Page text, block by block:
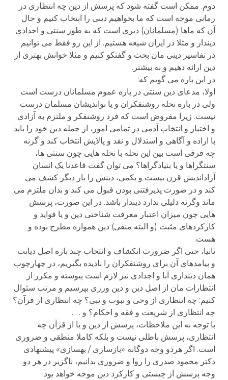
دوم. ممکن است گفته شود که پرسش از دین چه انتظاری در
زمانی موجه است که ما بخواهیم دینی را انتخاب کنیم و حال
آن که ماها (مسلمانان) دیری است که به طور سنتی و اجدادی
دیندار و مثلا در ایران شیعه هستیم. از این رو فقط می توانیم
در تفاسیر دینی مان بحث و گفتکو کنیم و مثلا خوانش بهتری از
دین ارائه دهیم و نه بیشتر.
در این باره می گویم که:
اولا، مدعای دین سنتی در باره عموم مسلمانان درست است
ولی در باره نحله روشنفکران و یا نواندیشان مسلمان درست
نیست. زیرا مفروض است که فرد روشنفکر و ملتزم به آزادی
و اختیار و انتخاب آدمی در تمامی امور، از جمله دین خود را باید
با اراده و آگاهی و استدلال و نقد و پالایش انتخاب کند و گرنه
چه فرقی است بین این نحله با نحله هایی چون سنتی ها،
سنتگراها و یا بنیادگراها؟ می توان گفت قاعدتا یک انسان
آزاداندیش قرن بیست و یکمی، دینش را بار دیگر کشف می
کند و در صورت پذیرفتنی بودن قبول می کند و بدان ملتزم می
ماند وگرنه دلیلی ندارد دیندار باشد. در این صورت، پرسش
هایی چون میزان اعتبار معرفت شناختی دین و یا فواید و
کارکردهای مثبت (و البته منفی) دین همواره مطرح بوده و
هست.
ثانیا، حتی اگر ضرورت انکشاف و انتخاب چند باره اصل دیانت
و پیامدهای آن برای روشنفکران را نادیده بگیریم، در چهارچوب
همان دینداری آبا و اجدادی نیز لازم است پیوسته و مکرر از
انتظارات مان از اصل دین و دین ورزی بپرسیم و مرتب سئوال
کنیم: چه انتظاری از وحی و نبوت و نبی؟ چه انتظاری از قرآن؟
چه انتظاری از شریعت و فقه و احکام؟ و . . .
با توجه به این ملاحظات، پرسش از دین و یا از قرآن چه
انتظاری، پرسش باطلی نیست و بلکه کاملا منطقی و ضروری
است. اگر هردو وجه دوگانه «بازسازی / بهسازی» پیشنهادی
دکتر محمود صدری را روا و ضروری بدانیم، ناگزیر در هر دو
وجه پرسش از چیستی و کارکرد دین موجه خواهد بود.